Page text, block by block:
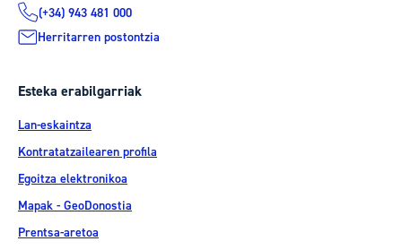
(+34) 943 481 000
Herritarren postontzia
Esteka erabilgarriak
Lan-eskaintza
Kontratatzailearen profila
Egoitza elektronikoa
Mapak - GeoDonostia
Prentsa-aretoa